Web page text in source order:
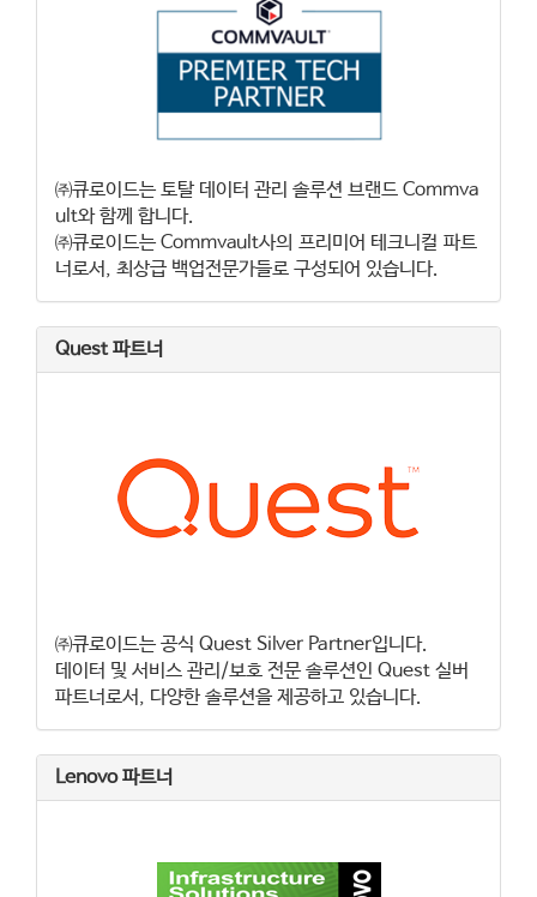
㈜큐로이드는 토탈 데이터 관리 솔루션 브랜드 Commva
ult와 함께 합니다.
㈜큐로이드는 Commvault사의 프리미어 테크니컬 파트
너로서, 최상급 백업전문가들로 구성되어 있습니다.
Quest 파트너
㈜큐로이드는 공식 Quest Silver Partner입니다.
데이터 및 서비스 관리/보호 전문 솔루션인 Quest 실버
파트너로서, 다양한 솔루션을 제공하고 있습니다.
Lenovo 파트너